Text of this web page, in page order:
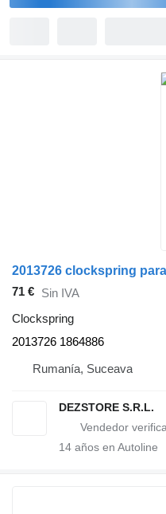
2013726 clockspring
71 € Sin IVA
Clockspring
2013726 1864886
Rumanía, Suceava
DEZSTORE S.R.L.
14 años en Autoline